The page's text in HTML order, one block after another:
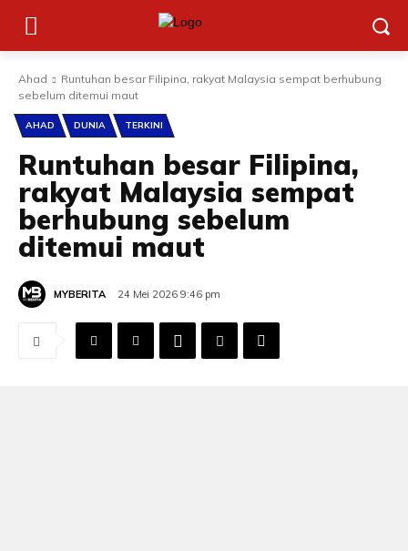
Ahad
Runtuhan besar Filipina, rakyat Malaysia sempat berhubung
sebelum ditemui maut
AHAD DUNIA TERKINI
Runtuhan besar Filipina,
rakyat Malaysia sempat
berhubung sebelum
ditemui maut
MYBERITA 24 Mei 2026 9:46 pm